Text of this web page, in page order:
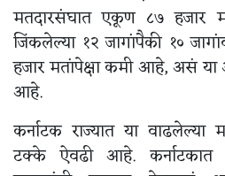
मतदारसंघात एकूण ८७ हजार
जिंकलेल्या १२ जागांपैकी १०
हजार मतांपेक्षा कमी आहे, असं
आहे.
कर्नाटक राज्यात या वाढलेल्या
टक्के ऐवढी आहे. कर्नाटकात